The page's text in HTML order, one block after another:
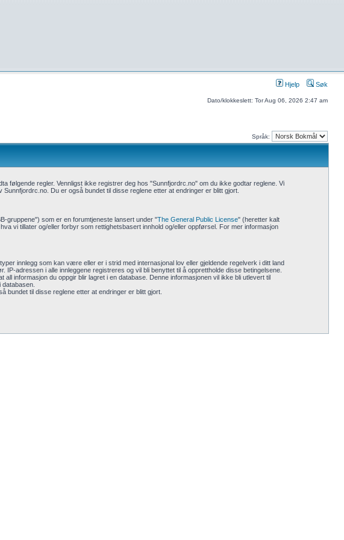
Hjelp Søk
Dato/klokkeslett: Tor Aug 06, 2026 2:47 am
Språk:
følgende regler. Vennligst ikke registrer deg hos "Sunnfjordrc.no" om du ikke godtar reglene. Vi
Du er også bundet til disse reglene etter at endringer er blitt gjort.
gruppene") som er en forumtjeneste lansert under "The General Public License" (heretter kalt
vi tillater og/eller forbyr som rettighetsbasert innhold og/eller oppførsel. For mer informasjon
innlegg som kan være eller er i strid med internasjonal lov eller gjeldende regelverk i ditt land
adressen i alle innleggene registreres og vil bli benyttet til å opprettholde disse betingelsene.
informasjon du oppgir blir lagret i en database. Denne informasjonen vil ikke bli utlevert til
bundet til disse reglene etter at endringer er blitt gjort.